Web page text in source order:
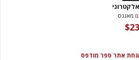
מאגנס
$23
אתר ספר מודפס